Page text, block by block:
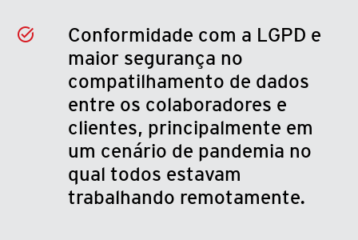
Conformidade com a LGPD e
maior segurança no
compatilhamento de dados
entre os colaboradores e
clientes, principalmente em
um cenário de pandemia no
qual todos estavam
trabalhando remotamente.